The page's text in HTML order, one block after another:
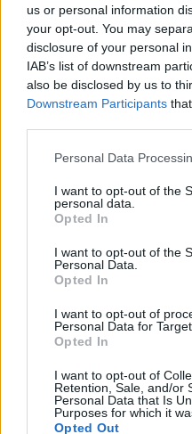
us or personal information
your opt-out. You may
disclosure of your personal
IAB’s list of downstream
also be disclosed by us to
Downstream Participants
Please note that this
not limited to your visit or
grant or deny consent to
use your data for below
consent section.
Personal Data
I want to opt-out of the
personal data.
Opted In
I want to opt-out of the
Personal Data.
Opted In
I want to opt-out of
Personal Data for
Opted In
I want to opt-out of
Retention, Sale, and/or
Personal Data that Is
Purposes for which it
Opted Out
ποσό αγοράς/πώλησης
>> Ο χρόνος ολοκλήρωσης
περίπου επτά (7) εργάσιμες
>> Μέχρι την ολοκλήρωση
μπορεί να ασφαλίσει και
ΕΛΕΓΧΟΣ ΚΤΕΟ; ΚΑΡΤΑ
TO NEO